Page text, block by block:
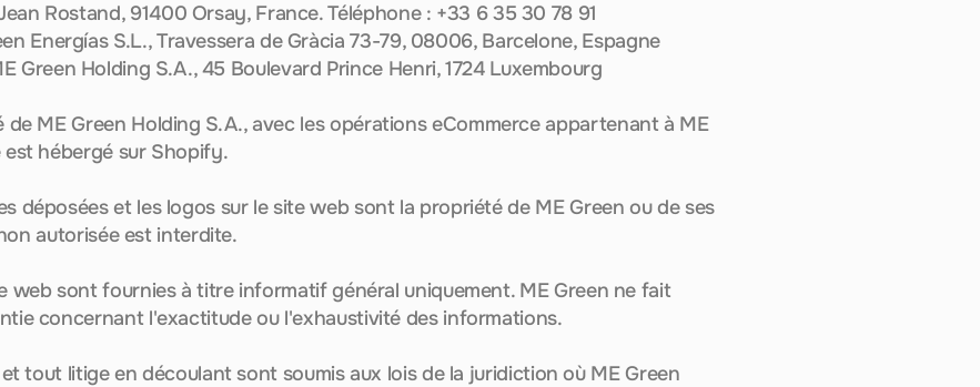
Rostand, 91400 Orsay, France. Téléphone : +33 6 35 30 78 91
Energías S.L., Travessera de Gràcia 73-79, 08006, Barcelone, Espagne
Green Holding S.A., 45 Boulevard Prince Henri, 1724 Luxembourg
ME Green Holding S.A., avec les opérations eCommerce appartenant à ME
est hébergé sur Shopify.
déposées et les logos sur le site web sont la propriété de ME Green ou de ses
autorisée est interdite.
web sont fournies à titre informatif général uniquement. ME Green ne fait
concernant l'exactitude ou l'exhaustivité des informations.
tout litige en découlant sont soumis aux lois de la juridiction où ME Green